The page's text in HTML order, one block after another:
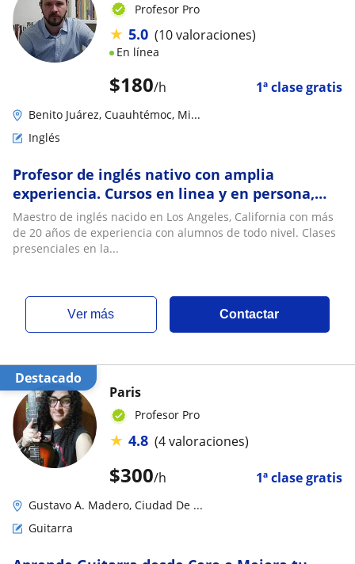
$180/h 1ª clase gratis
Profesor Pro
★ 5.0 (10 valoraciones)
En línea
Benito Juárez, Cuauhtémoc, Mi...
Inglés
Profesor de inglés nativo con amplia
experiencia. Cursos en linea y en persona,
particulares y a empresas
Maestro de inglés nacido en Los Angeles, California con más
de 20 años de experiencia con alumnos de todo nivel. Clases
presenciales en la...
ver más Contactar
Destacado
$300/h 1ª clase gratis
Paris
Profesor Pro
★ 4.8 (4 valoraciones)
Gustavo A. Madero, Ciudad De ...
Guitarra